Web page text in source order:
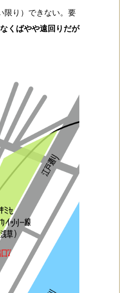
限り）できない。要
くばやや遠回りだが